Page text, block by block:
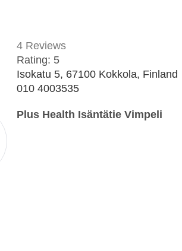
4 Reviews
Rating: 5
Isokatu 5, 67100 Kokkola, Finland
010 4003535
Plus Health Isäntätie Vimpeli